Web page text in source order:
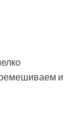
и